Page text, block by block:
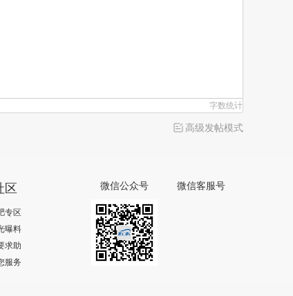
字数统计
高级发帖模式
区
专区
曝料
求助
服务
微信公众号 微信客服号